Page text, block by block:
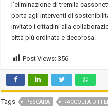
l’eliminazione di tremila
porta agli interventi di
invitato i cittadini alla
città più ordinata e decorosa.
Post Views: 356
Tags PESCARA RACCOLTA